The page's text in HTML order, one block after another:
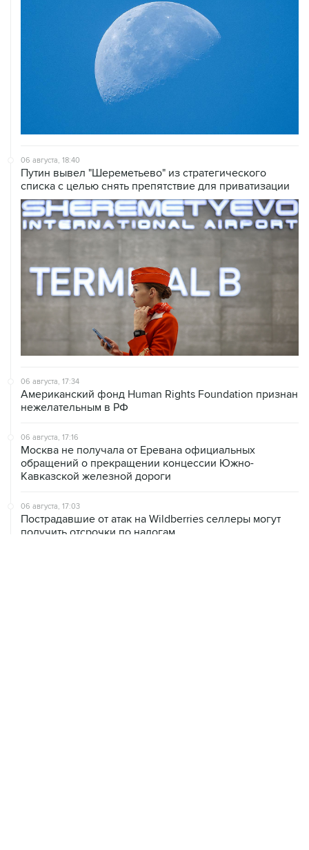
06 августа, 18:40
Путин вывел "Шереметьево" из стратегического
списка с целью снять препятствие для приватизации
06 августа, 17:34
Американский фонд Human Rights Foundation признан
нежелательным в РФ
06 августа, 17:16
Москва не получала от Еревана официальных
обращений о прекращении концессии Южно-
Кавказской железной дороги
06 августа, 17:03
Пострадавшие от атак на Wildberries селлеры могут
получить отсрочки по налогам